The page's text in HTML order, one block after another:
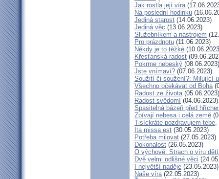
Jak rostla její víra
Na poslední hodinku
Jediná starost (14.06.2023)
Jediná věc (13.06.2023)
Služebníkem a nástrojem
Pro prázdnotu (11.06.2023)
Někdy je to těžké
Křesťanská radost
Pokrme nebeský (08.06.2023)
Jste vnímaví? (07.06.2023)
Soužití či soužení?: Milující
Všechno očekávat od Boha
Radost ze života(05.06.2023)
Radost svědomí (04.06.2023)
Spasitelná bázeň před
Zpívají nebesa i celá země
Tisíckráte pozdravujem tebe,
Ita missa est (30.05.2023)
Potřeba milovat (27.05.2023)
Dokonalost (26.05.2023)
O výchově: Strach o víru
Dvě velmi odlišné věci
I největší naděje (23.05.2023)
Naše víra(22.05.2023)